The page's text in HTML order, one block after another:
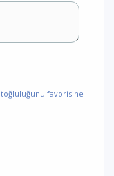
toğluluğunu favorisine